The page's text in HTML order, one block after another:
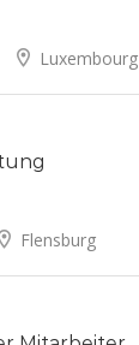
Luxembourg
Flensburg